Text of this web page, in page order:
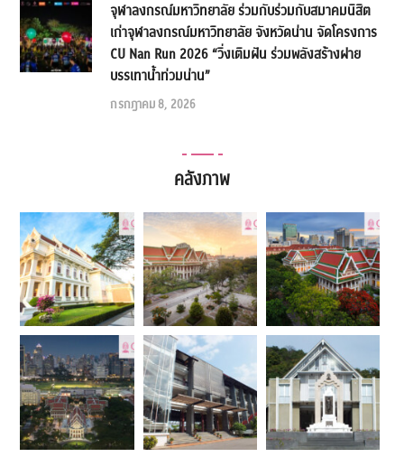
จุฬาลงกรณ์มหาวิทยาลัย ร่วมกับร่วมกับสมาคมนิสิต
เก่าจุฬาลงกรณ์มหาวิทยาลัย จังหวัดน่าน จัดโครงการ
CU Nan Run 2026 “วิ่งเติมฝัน ร่วมพลังสร้างฝาย
บรรเทาน้ำท่วมน่าน”
กรกฎาคม 8, 2026
คลังภาพ